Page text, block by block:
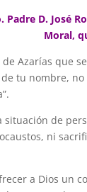
Padre D. José
Moral,
de Azarías que
tu nombre,
situación de
ni
a Dios un